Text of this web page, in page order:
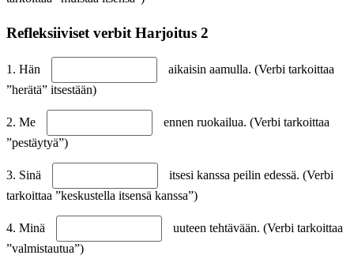
Refleksiiviset verbit Harjoitus 2
1. Hän
aikaisin aamulla. (Verbi tarkoittaa
”herätä” itsestään)
2. Me
ennen ruokailua. (Verbi tarkoittaa
”pestäytyä”)
3. Sinä
itsesi kanssa peilin edessä. (Verbi
tarkoittaa ”keskustella itsensä kanssa”)
4. Minä
uuteen tehtävään. (Verbi tarkoittaa
”valmistautua”)